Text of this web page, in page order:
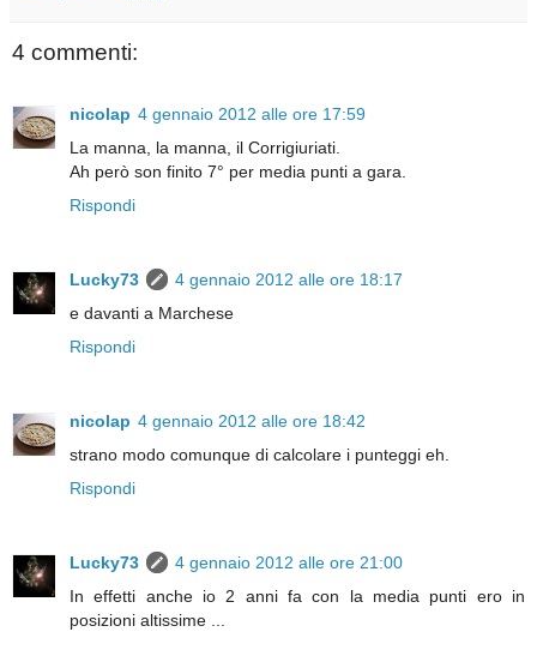
4 commenti:
nicolap 4 gennaio 2012 alle ore 17:59
La manna, la manna, il Corrigiuriati.
Ah però son finito 7° per media punti a gara.
Rispondi
Lucky73
4 gennaio 2012 alle ore 18:17
e davanti a Marchese
Rispondi
nicolap 4 gennaio 2012 alle ore 18:42
strano modo comunque di calcolare i punteggi eh.
Rispondi
Lucky73
4 gennaio 2012 alle ore 21:00
In effetti anche io 2 anni fa con la media punti ero in
posizioni altissime ...